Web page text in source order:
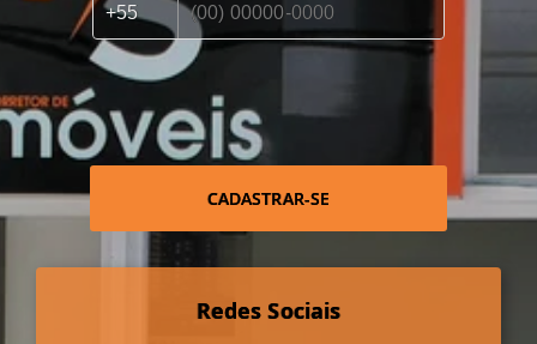
CADASTRAR-SE
Redes Sociais